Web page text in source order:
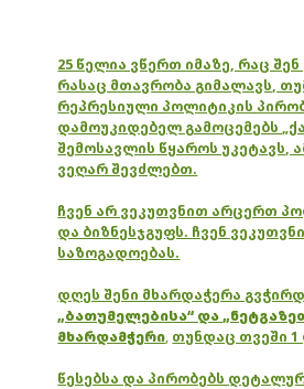
25 წელია ვწერთ იმაზე, რაც შენ
რასაც მთავრობა გიმალავს,
რეპრესიული პოლიტიკის
დამოუკიდებელ გამოცემებს
შემოსავლის წყაროს უკეტავს,
ვეღარ შევძლებთ.
ჩვენ არ ვეკუთვნით არცერთ
და ბიზნესჯგუფს. ჩვენ
საზოგადოებას.
დღეს შენი მხარდაჭერა
„ბათუმელებისა“ და
მხარდამჭერი, თუნდაც თვეში
წესებსა და პირობებს